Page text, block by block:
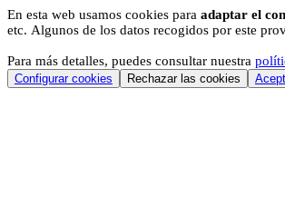
En esta web usamos cookies para adaptar el
etc. Algunos de los datos recogidos por este
Para más detalles, puedes consultar nuestra
Configurar cookies Rechazar las cookies